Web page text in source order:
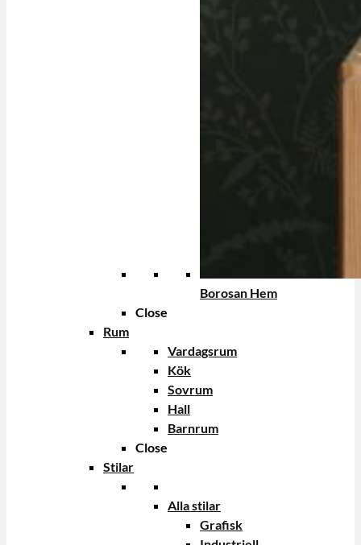
Borosan Hem
Close
Rum
Vardagsrum
Kök
Sovrum
Hall
Barnrum
Close
Stilar
Alla stilar
Grafisk